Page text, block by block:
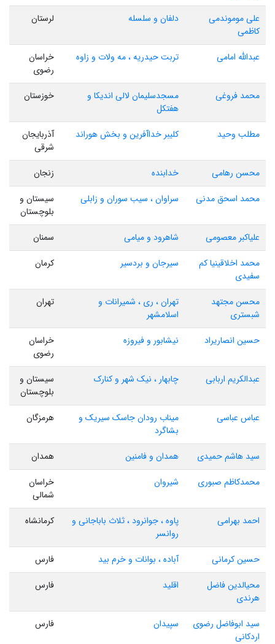
علی موموندمی
کاظمی
دلفان و سلسله لرستان
عبدالله امامی تربت حیدریه ، مه ولات و زاوه
خراسان
رضوی
محمد فروغی
مسجدسلیمان لالی اندیکا و
هفتکل
خوزستان
مطلب وحید کلیبر خداآفرین و بخش هوراند
آذربایجان
شرقی
محسن رهامی
خدابنده
زنجان
محمد اسحق مدنی
سراوان ، سیب سوران و زابلی
سیستان و
بلوچستان
علیاکبر معصومی
شاهرود و میامی
سمنان
محمد اخلاقینیا کم
سفیدی
سیرجان و بردسیر کرمان
محسن مجتهد
شبستری
تهران ، ری ، شمیرانات و
اسلامشهر
تهران
حسین انصاریراد نیشابور و فیروزه
خراسان
رضوی
عبدالکریم اربابی
چابهار ، نیک شهر و کنارک
سیستان و
بلوچستان
عباس عباسی
میناب رودان جاسک سیریک و
بشاگرد
هرمزگان
سید هاشم حمیدی همدان و فامنین
همدان
محمدکاظم صبوری
شیروان
خراسان
شمالی
احمد بهرامی
پاوه ، جوانرود ، ثلاث باباجانی و
روانسر
کرمانشاه
حسین کرمانی آباده ، بوانات و خرم بید
فارس
محیالدین فاضل
هرندی
اقلید فارس
سید ابوفاضل رضوی
اردکانی
سپیدان فارس